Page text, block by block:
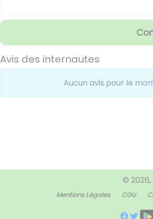
Avis des internautes
Aucun avis pour le
©
Mentions Légales CGU